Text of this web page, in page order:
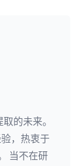
的未来。
，热衷于
当不在研